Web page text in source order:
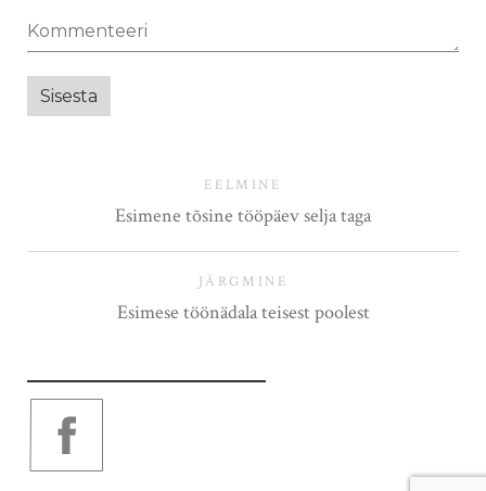
EELMINE
Esimene tõsine tööpäev selja taga
JÄRGMINE
Esimese töönädala teisest poolest